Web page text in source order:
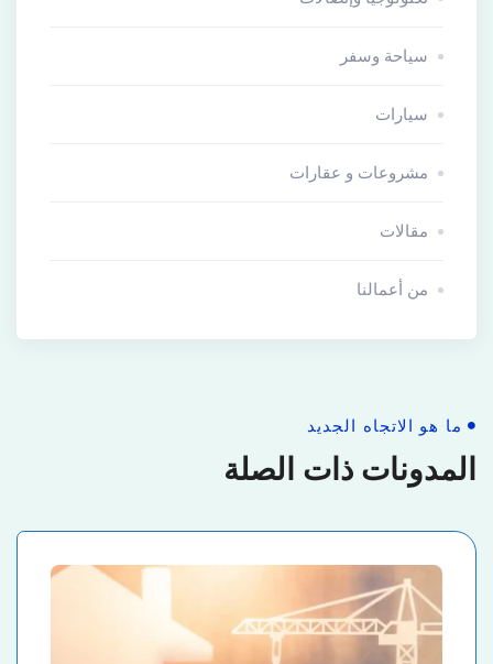
سياحة وسفر
سيارات
مشروعات و عقارات
مقالات
من أعمالنا
ما هو الاتجاه الجديد
المدونات ذات الصلة